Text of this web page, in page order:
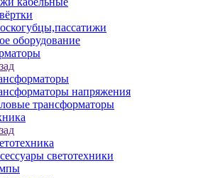
оборудование
напряжения
трансформаторы
светотехники